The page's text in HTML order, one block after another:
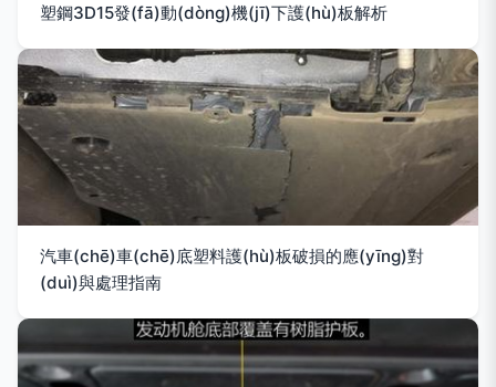
塑鋼3D15發(fā)動(dòng)機(jī)下護(hù)板解析
汽車(chē)車(chē)底塑料護(hù)板破損的應(yīng)對
(duì)與處理指南